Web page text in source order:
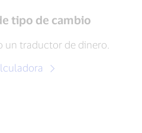
tipo de cambio
un traductor de dinero.